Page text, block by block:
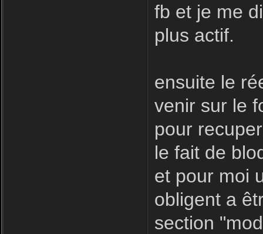
fb et je me
plus actif.
ensuite le
venir sur le
pour
le fait de
et pour moi
obligent a
section